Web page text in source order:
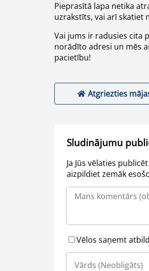
Pieprasītā lapa netika
uzrakstīts, vai arī skatiet
Vai jums ir radusies cita
norādīto adresi un mēs
pacietību!
Atgriezties
Sludinājumu
Ja Jūs vēlaties
aizpildiet zemāk
Vēlos saņemt